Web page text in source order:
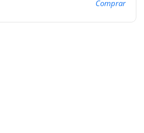
Comprar